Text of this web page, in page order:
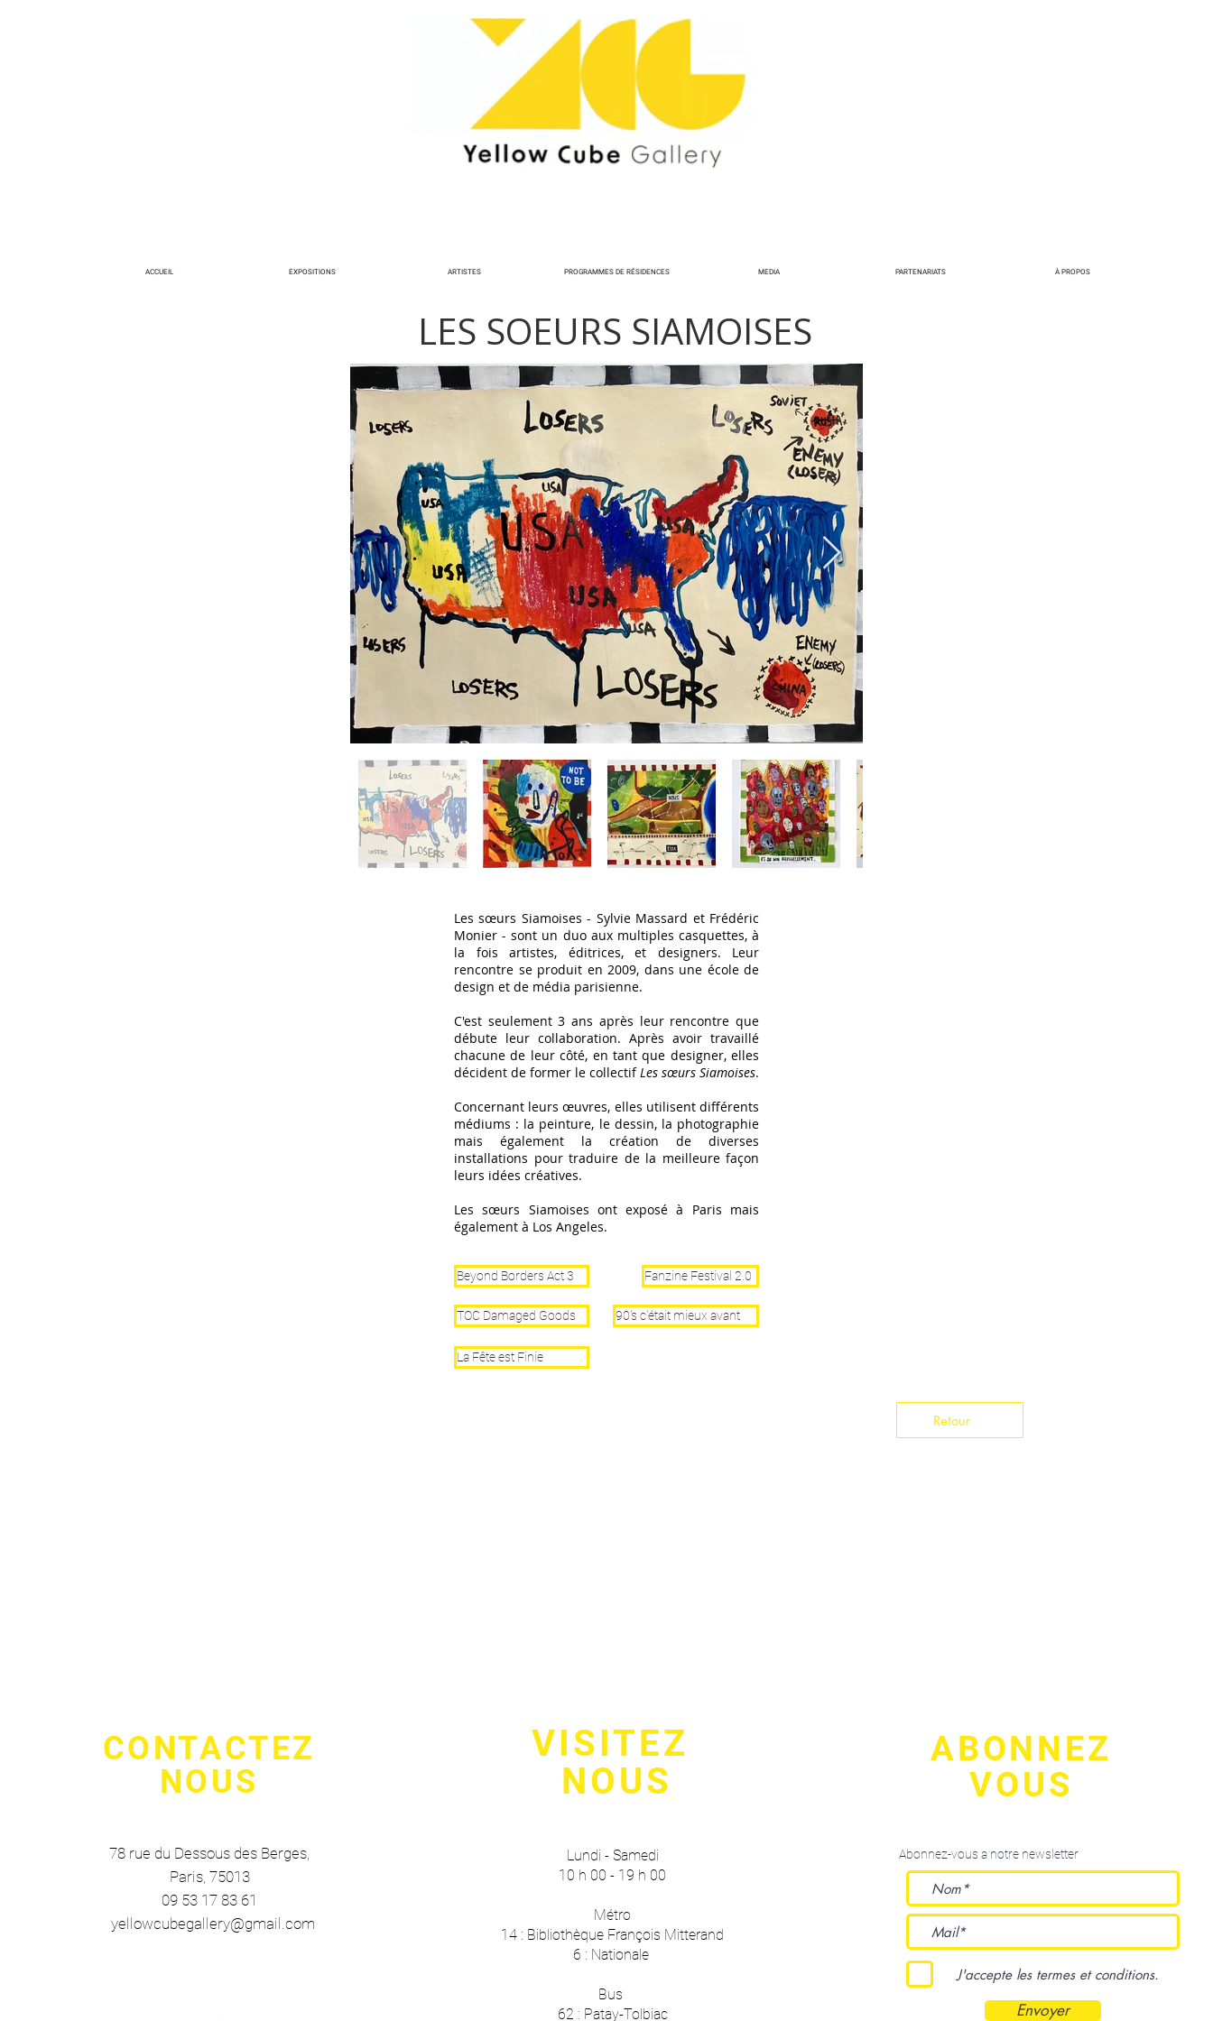
ACCUEIL EXPOSITIONS ARTISTES PROGRAMMES DE RÉSIDENCES MEDIA PARTENARIATS À PROPOS
LES SOEURS SIAMOISES
Les sœurs Siamoises - Sylvie Massard et Frédéric
Monier - sont un duo aux multiples casquettes, à
la fois artistes, éditrices, et designers. Leur
rencontre se produit en 2009, dans une école de
design et de média parisienne.
C'est seulement 3 ans après leur rencontre que
débute leur collaboration. Après avoir travaillé
chacune de leur côté, en tant que designer, elles
décident de former le collectifLes sœurs Siamoises.
Concernant leurs œuvres, elles utilisent différents
médiums : la peinture, le dessin, la photographie
mais également la création de diverses
installations pour traduire de la meilleure façon
leurs idées créatives.
Les sœurs Siamoises ont exposé à Paris mais
également à Los Angeles.
Beyond Borders Act 3 Fanzine Festival 2.0
TOC Damaged Goods 90's c'était mieux avant
La Fête est Finie
Retour
CONTACTEZ
NOUS
78 rue du Dessous des Berges,
Paris, 75013
09 53 17 83 61
yellowcubegallery@gmail.com
VISITEZ
NOUS
Lundi - Samedi
10 h 00 - 19 h 00
Métro
14 : Bibliothèque François Mitterand
6 : Nationale
Bus
62 : Patay-Tolbiac
ABONNEZ
VOUS
Abonnez-vous a notre newsletter
J'accepte les termes et conditions.
Envoyer